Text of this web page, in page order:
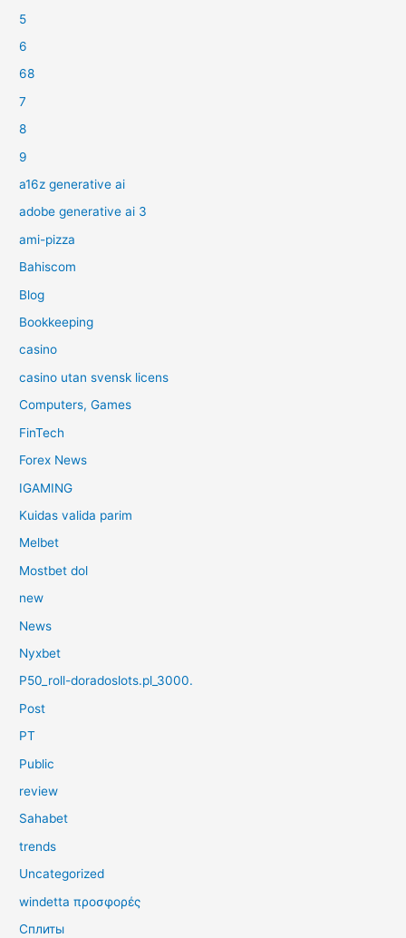
5
6
68
7
8
9
a16z generative ai
adobe generative ai 3
ami-pizza
Bahiscom
Blog
Bookkeeping
casino
casino utan svensk licens
Computers, Games
FinTech
Forex News
IGAMING
Kuidas valida parim
Melbet
Mostbet dol
new
News
Nyxbet
P50_roll-doradoslots.pl_3000.
Post
PT
Public
review
Sahabet
trends
Uncategorized
windetta προσφορές
Сплиты